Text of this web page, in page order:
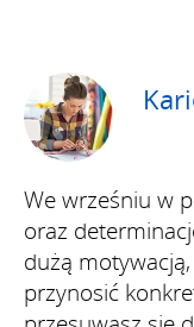
We wrześniu w
oraz
dużą
przynosić